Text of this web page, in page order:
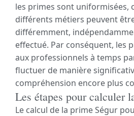
les primes sont uniformisées,
différents métiers peuvent
différemment,
effectué. Par conséquent, les
aux professionnels à temps
fluctuer de manière
compréhension encore plus
Les étapes pour calculer
Le calcul de la prime Ségur